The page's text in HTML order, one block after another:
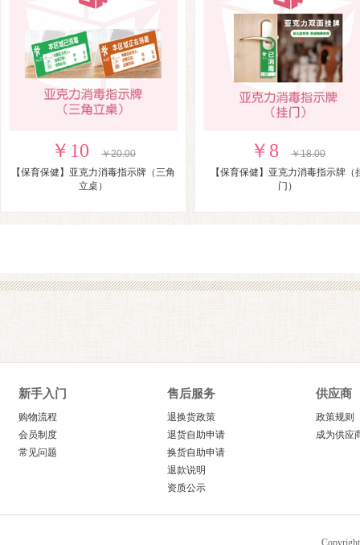
￥10
￥20.00
【保育保健】亚克力消毒指示牌（三角
立桌）
￥8
￥18.00
【保育保健】亚克力消毒指示牌（
门）
新手入门
购物流程
会员制度
常见问题
售后服务
退换货政策
退货自助申请
换货自助申请
退款说明
资质公示
供应商
政策规则
成为供应